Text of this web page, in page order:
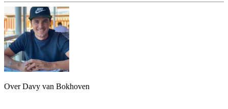
Over Davy van Bokhoven